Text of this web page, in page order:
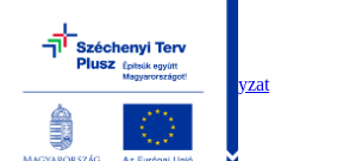
Kezdőoldal
Önkormányzat
Polgármesteri Hivatal
Roma Nemzetiségi Önkormányzat
Elektronikus ügyintézés
Közérdekű információk
Tiszapüspöki bemutatása